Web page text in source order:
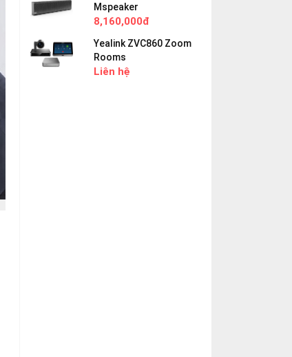
Mspeaker
8,160,000đ
Yealink ZVC860 Zoom
Rooms
Liên hệ